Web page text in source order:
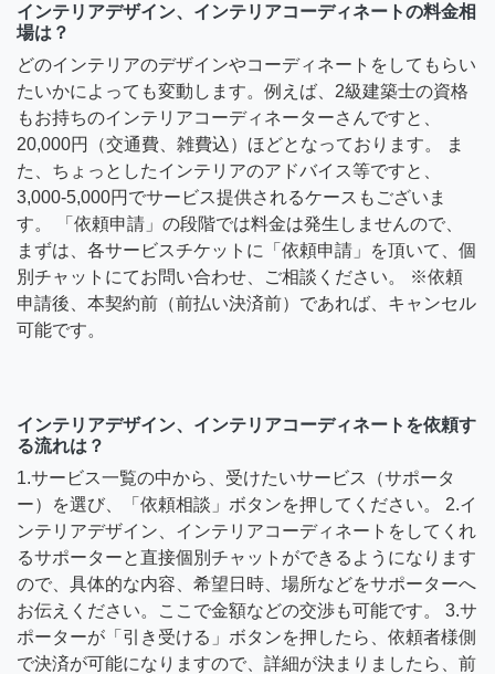
インテリアデザイン、インテリアコーディネートの料金相
場は？
どのインテリアのデザインやコーディネートをしてもらい
たいかによっても変動します。例えば、2級建築士の資格
もお持ちのインテリアコーディネーターさんですと、
20,000円（交通費、雑費込）ほどとなっております。 ま
た、ちょっとしたインテリアのアドバイス等ですと、
3,000-5,000円でサービス提供されるケースもございま
す。 「依頼申請」の段階では料金は発生しませんので、
まずは、各サービスチケットに「依頼申請」を頂いて、個
別チャットにてお問い合わせ、ご相談ください。 ※依頼
申請後、本契約前（前払い決済前）であれば、キャンセル
可能です。
インテリアデザイン、インテリアコーディネートを依頼す
る流れは？
1.サービス一覧の中から、受けたいサービス（サポータ
ー）を選び、「依頼相談」ボタンを押してください。 2.イ
ンテリアデザイン、インテリアコーディネートをしてくれ
るサポーターと直接個別チャットができるようになります
ので、具体的な内容、希望日時、場所などをサポーターへ
お伝えください。ここで金額などの交渉も可能です。 3.サ
ポーターが「引き受ける」ボタンを押したら、依頼者様側
で決済が可能になりますので、詳細が決まりましたら、前